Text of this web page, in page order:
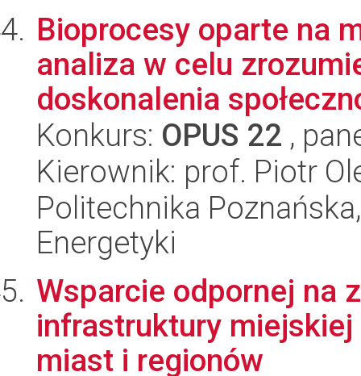
Bioprocesy oparte na
analiza w celu
doskonalenia
Konkurs: OPUS 22 ,
Kierownik: prof. Piotr
Politechnika
Energetyki
Wsparcie odpornej na
infrastruktury
miast i regionów